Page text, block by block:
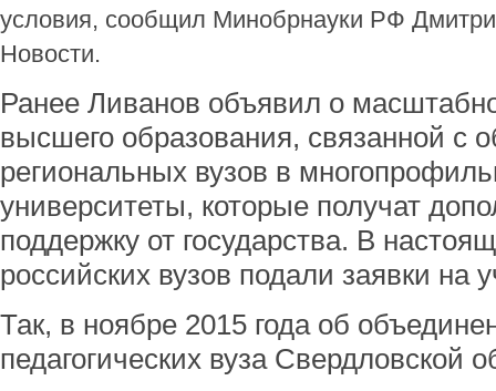
условия, сообщил Минобрнауки РФ
Новости.
Ранее Ливанов объявил о
высшего образования, связанной с
региональных вузов в
университеты, которые получат
поддержку от государства. В
российских вузов подали заявки на
Так, в ноябре 2015 года об
педагогических вуза